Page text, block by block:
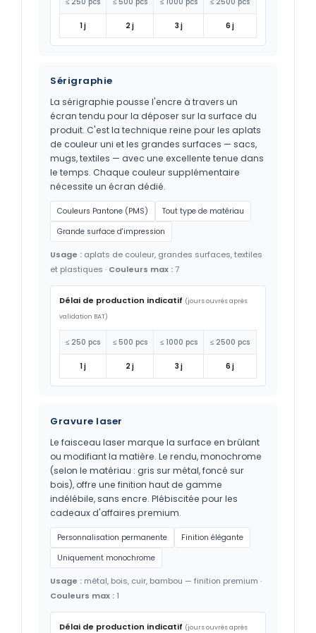
1 j 2 j 3 j 6 j
Sérigraphie
La sérigraphie pousse l'encre à travers un
écran tendu pour la déposer sur la surface du
produit. C'est la technique reine pour les aplats
de couleur uni et les grandes surfaces — sacs,
mugs, textiles — avec une excellente tenue dans
le temps. Chaque couleur supplémentaire
nécessite un écran dédié.
Couleurs Pantone (PMS)
Tout type de matériau
Grande surface d'impression
Usage : aplats de couleur, grandes surfaces, textiles
et plastiques · Couleurs max :7
Délai de production indicatif (jours ouvrés après
validation BAT)
≤ 250 pcs ≤ 500 pcs ≤ 1000 pcs ≤ 2500 pcs
1 j 2 j 3 j 6 j
Gravure laser
Le faisceau laser marque la surface en brûlant
ou modifiant la matière. Le rendu, monochrome
(selon le matériau : gris sur métal, foncé sur
bois), offre une finition haut de gamme
indélébile, sans encre. Plébiscitée pour les
cadeaux d'affaires premium.
Personnalisation permanente
Finition élégante
Uniquement monochrome
Usage : métal, bois, cuir, bambou — finition premium ·
Couleurs max : 1
Délai de production indicatif (jours ouvrés après